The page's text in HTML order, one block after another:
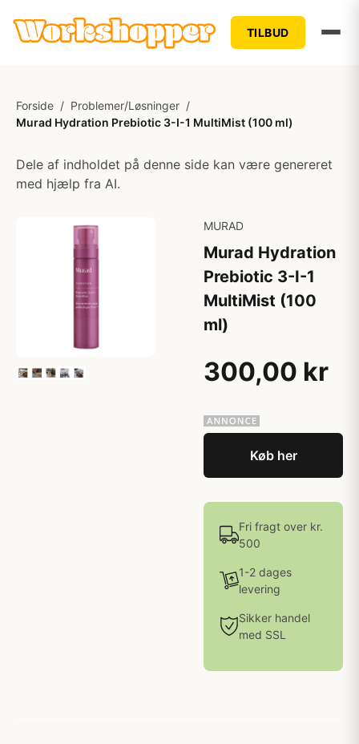
TILBUD
Forside / Problemer/Løsninger /
Murad Hydration Prebiotic 3-I-1 MultiMist (100 ml)
Dele af indholdet på denne side kan være genereret
med hjælp fra AI.
MURAD
Murad Hydration
Prebiotic 3-I-1
MultiMist (100
ml)
300,00 kr
Køb her
Fri fragt over kr.
500
1-2 dages
levering
Sikker handel
med SSL